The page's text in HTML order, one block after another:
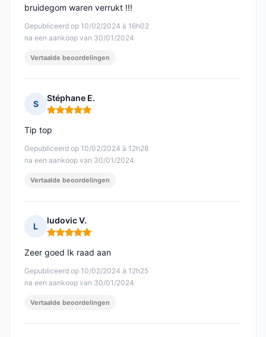
Gepubliceerd op 10/02/2024 à 16h02
na een aankoop van 30/01/2024
bruidegom waren verrukt !!!
Vertaalde beoordelingen
S
Stéphane E.
Opmerking: 5 van 5
Gepubliceerd op 10/02/2024 à 12h28
na een aankoop van 30/01/2024
Tip top
Vertaalde beoordelingen
L
ludovic V.
Opmerking: 5 van 5
Gepubliceerd op 10/02/2024 à 12h25
na een aankoop van 30/01/2024
Zeer goed Ik raad aan
Vertaalde beoordelingen